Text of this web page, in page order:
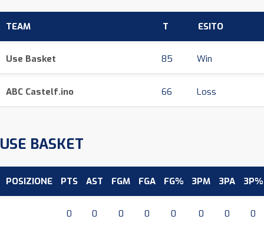
TEAM T ESITO
Use Basket 85 Win
ABC Castelf.ino 66 Loss
USE BASKET
POSIZIONE PTS AST FGM FGA FG% 3PM 3PA 3P%
0 0 0 0 0 0 0 0